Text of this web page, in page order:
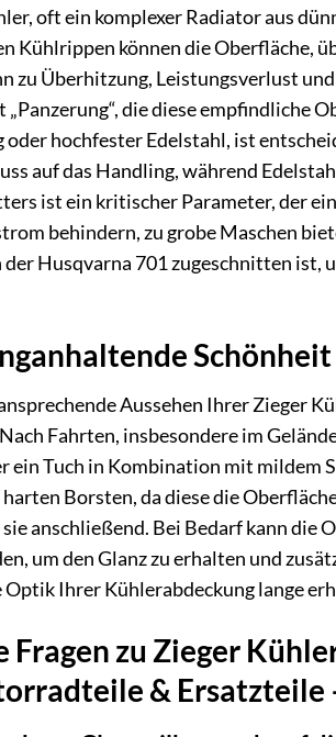
oft ein komplexer Radiator aus
Kühlrippen können die Oberfläche,
zu Überhitzung, Leistungsverlust
die diese empfindliche
hochfester Edelstahl, ist
auf das Handling, während
ist ein kritischer Parameter, der
behindern, zu grobe Maschen
Husqvarna 701 zugeschnitten ist,
Schönheit
Aussehen Ihrer Zieger
Fahrten, insbesondere im
ein Tuch in Kombination mit mildem
Borsten, da diese die
anschließend. Bei Bedarf kann
um den Glanz zu erhalten und
Optik Ihrer Kühlerabdeckung lange
Fragen zu Zieger
& Ersatzteile